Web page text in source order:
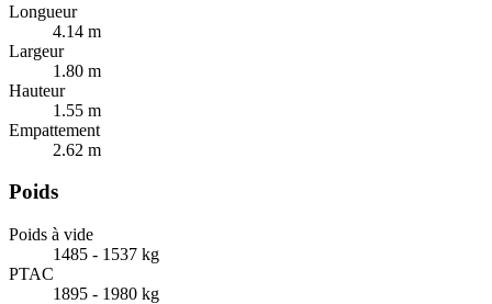
Longueur
4.14 m
Largeur
1.80 m
Hauteur
1.55 m
Empattement
2.62 m
Poids
Poids à vide
1485 - 1537 kg
PTAC
1895 - 1980 kg